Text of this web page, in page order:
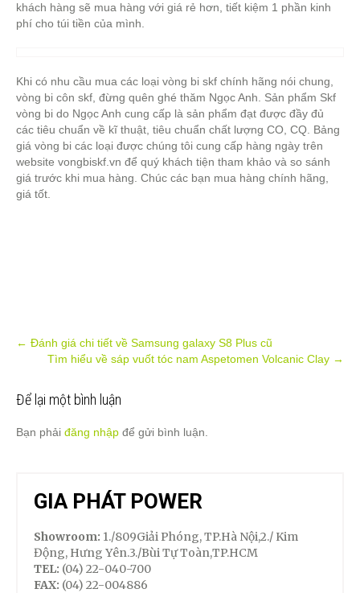
khách hàng sẽ mua hàng với giá rẻ hơn, tiết kiệm 1 phần kinh
phí cho túi tiền của mình.
Khi có nhu cầu mua các loại vòng bi skf chính hãng nói chung,
vòng bi côn skf, đừng quên ghé thăm Ngọc Anh. Sản phẩm Skf
vòng bi do Ngọc Anh cung cấp là sản phẩm đạt được đầy đủ
các tiêu chuẩn về kĩ thuật, tiêu chuẩn chất lượng CO, CQ. Bảng
giá vòng bi các loại được chúng tôi cung cấp hàng ngày trên
website vongbiskf.vn để quý khách tiện tham khảo và so sánh
giá trước khi mua hàng. Chúc các bạn mua hàng chính hãng,
giá tốt.
Post
navigation
← Đánh giá chi tiết về Samsung galaxy S8 Plus cũ
Tìm hiểu về sáp vuốt tóc nam Aspetomen Volcanic Clay →
Để lại một bình luận
Bạn phải đăng nhập để gửi bình luận.
GIA PHÁT POWER
Showroom: 1./809Giải Phóng, TP.Hà Nội,2./ Kim
Động, Hưng Yên.3./Bùi Tự Toàn,TP.HCM
TEL: (04) 22-040-700
FAX: (04) 22-004886